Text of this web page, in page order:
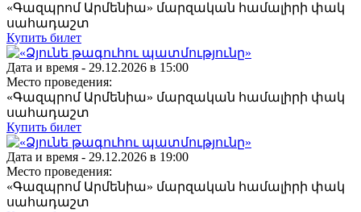
«Գազպրոմ Արմենիա» մարզական համալիրի փակ
սահադաշտ
Купить билет
Дата и время - 29.12.2026 в 15:00
Место проведения:
«Գազպրոմ Արմենիա» մարզական համալիրի փակ
սահադաշտ
Купить билет
Дата и время - 29.12.2026 в 19:00
Место проведения:
«Գազպրոմ Արմենիա» մարզական համալիրի փակ
սահադաշտ